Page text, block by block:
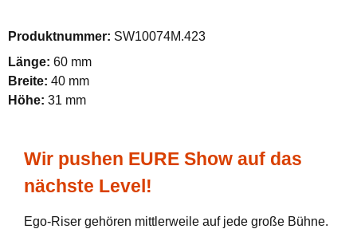
Produktnummer: SW10074M.423
Länge: 60 mm
Breite: 40 mm
Höhe: 31 mm
Wir pushen EURE Show auf das
nächste Level!
Ego-Riser gehören mittlerweile auf jede große Bühne.